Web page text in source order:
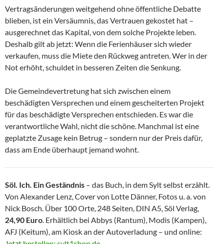
Vertragsänderungen weitgehend ohne öffentliche Debatte
blieben, ist ein Versäumnis, das Vertrauen gekostet hat –
ausgerechnet das Kapital, von dem solche Projekte leben.
Deshalb gilt ab jetzt: Wenn die Ferienhäuser sich wieder
verkaufen, muss die Miete den Rückweg antreten. Wer in der
Not erhöht, schuldet in besseren Zeiten die Senkung.
Die Gemeindevertretung hat sich zwischen einem
beschädigten Versprechen und einem gescheiterten Projekt
für das beschädigte Versprechen entschieden. Es war die
verantwortliche Wahl, nicht die schöne. Manchmal ist eine
geplatzte Zusage kein Betrug – sondern nur der Preis dafür,
dass am Ende überhaupt jemand wohnt.
Söl. Ich. Ein Geständnis – das Buch, in dem Sylt selbst erzählt.
Von Alexander Lenz, Cover von Lotte Dänner, Fotos u. a. von
Nick Bosch. Über 100 Orte, 248 Seiten, DIN A5, Söl Verlag,
24,90 Euro . Erhältlich bei Abbys (Rantum), Modis (Kampen),
AFJ (Keitum), am Kiosk an der Autoverladung – und online: